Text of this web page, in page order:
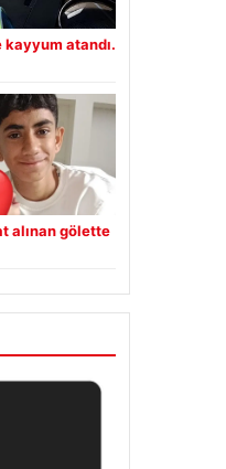
atandı.
alınan gölette